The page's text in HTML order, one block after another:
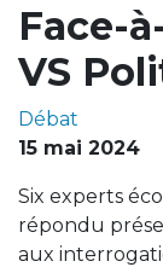
Face-
VS
Débat
15 mai 2024
Six experts
répondu
aux